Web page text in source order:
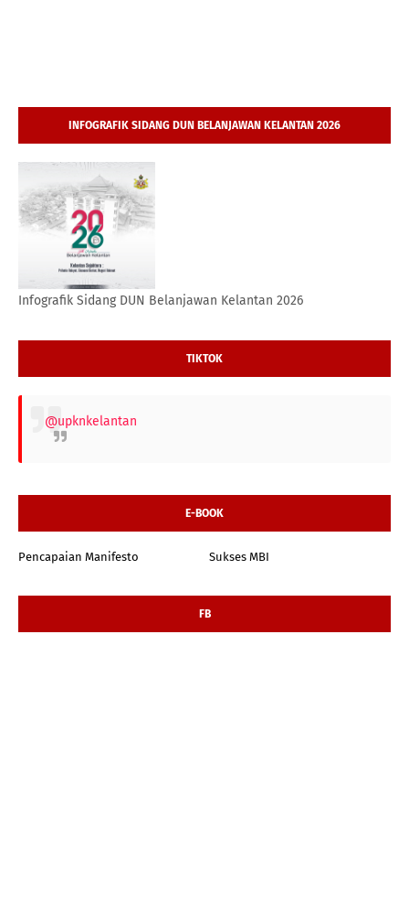
INFOGRAFIK SIDANG DUN BELANJAWAN KELANTAN 2026
Infografik Sidang DUN Belanjawan Kelantan 2026
TIKTOK
@upknkelantan
E-BOOK
Pencapaian Manifesto Sukses MBI
FB